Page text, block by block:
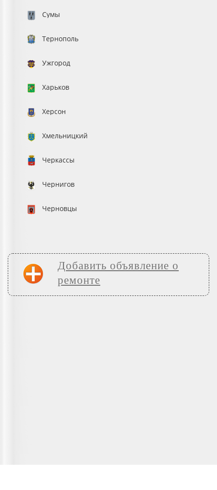
Сумы
Тернополь
Ужгород
Харьков
Херсон
Хмельницкий
Черкассы
Чернигов
Черновцы
Добавить объявление о
ремонте